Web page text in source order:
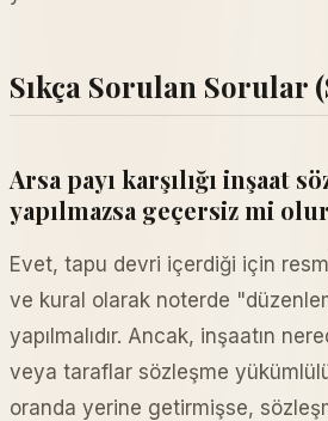
Sıkça Sorulan Sorular
Arsa payı karşılığı inşaat
yapılmazsa geçersiz mi
Evet, tapu devri içerdiği için
ve kural olarak noterde
yapılmalıdır. Ancak, inşaatın
veya taraflar sözleşme
oranda yerine getirmişse,